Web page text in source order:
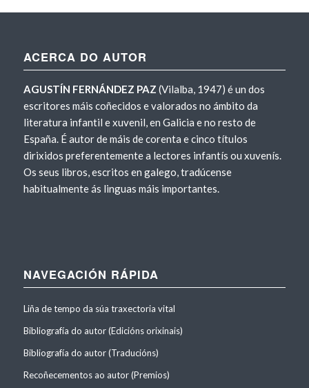
ACERCA DO AUTOR
AGUSTÍN FERNÁNDEZ PAZ (Vilalba, 1947) é un dos
escritores máis coñecidos e valorados no ámbito da
literatura infantil e xuvenil, en Galicia e no resto de
España. É autor de máis de corenta e cinco títulos
dirixidos preferentemente a lectores infantís ou xuvenís.
Os seus libros, escritos en galego, tradúcense
habitualmente ás linguas máis importantes.
NAVEGACIÓN RÁPIDA
Liña de tempo da súa traxectoria vital
Bibliografía do autor (Edicións orixinais)
Bibliografía do autor (Traducións)
Recoñecementos ao autor (Premios)